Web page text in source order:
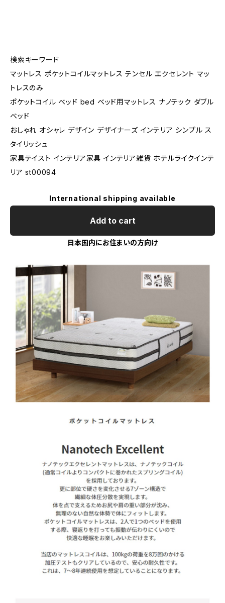
検索キーワード
マットレス ポケットコイルマットレス テンセル エクセレント マッ
トレスのみ
ポケットコイル ベッド bed ベッド用マットレス ナノテック ダブル
ベッド
おしゃれ オシャレ デザイン デザイナーズ インテリア シンプル ス
タイリッシュ
家具テイスト インテリア家具 インテリア雑貨 ホテルライクインテ
リア st00094
International shipping available
Add to cart
日本国内にお住まいの方向け